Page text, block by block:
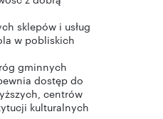
sklepów i usług
w pobliskich
gminnych
dostęp do
centrów
kulturalnych